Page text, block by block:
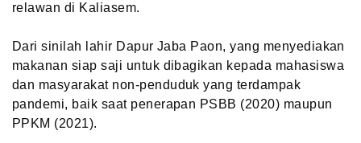
relawan di Kaliasem.
Dari sinilah lahir Dapur Jaba Paon, yang menyediakan
makanan siap saji untuk dibagikan kepada mahasiswa
dan masyarakat non-penduduk yang terdampak
pandemi, baik saat penerapan PSBB (2020) maupun
PPKM (2021).